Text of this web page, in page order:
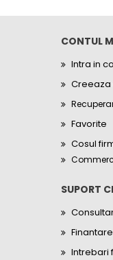
CONTUL
Intra in
Creeaza
Favorite
Cosul
SUPORT
Finantare
Intrebari